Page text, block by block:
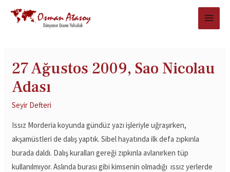
27 Ağustos 2009, Sao Nicolau
Adası
Seyir Defteri
Issız Morderia koyunda gündüz yazı işleriyle uğraşırken,
akşamüstleri de dalış yaptık. Sibel hayatında ilk defa zıpkınla
burada daldı. Dalış kuralları gereği zıpkınla avlanırken tüp
kullanılmıyor. Aslında burası gibi kimsenin olmadığı ıssız yerlerde